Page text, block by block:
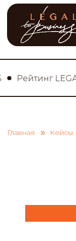
Рейтинг LEGAL
» »
В. А. -